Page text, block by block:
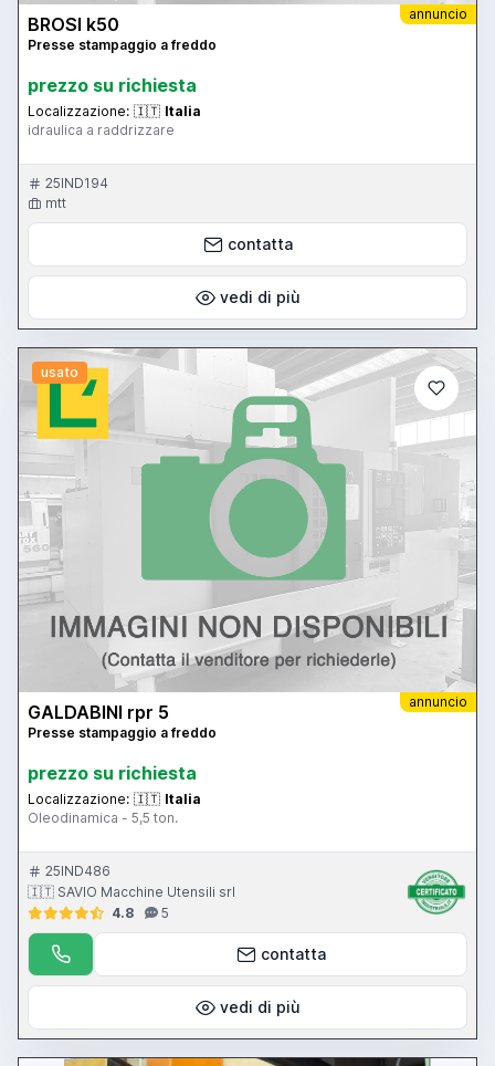
annuncio
BROSI k50
Presse stampaggio a freddo
prezzo su richiesta
Localizzazione: 🇮🇹 Italia
idraulica a raddrizzare
25IND194
mtt
contatta
vedi di più
usato
annuncio
GALDABINI rpr 5
Presse stampaggio a freddo
prezzo su richiesta
Localizzazione: 🇮🇹 Italia
Oleodinamica - 5,5 ton.
25IND486
🇮🇹 SAVIO Macchine Utensili srl
4.8
5
contatta
vedi di più